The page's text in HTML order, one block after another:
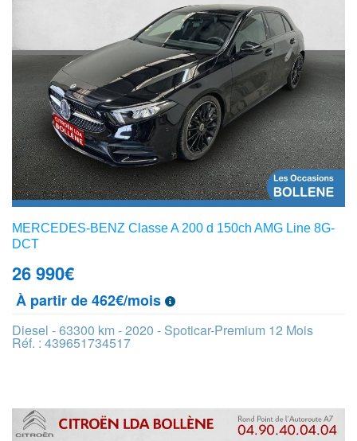
MERCEDES-BENZ Classe A 200 d 150ch AMG Line 8G-
DCT
26 990€
À partir de 462€/mois
Diesel - 63300 km - 2020 - Spoticar-Premium 12 Mois
Réf. : 439651734517